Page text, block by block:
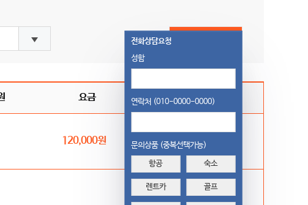
전화상담요청
성함
연락처 (010-0000-0000)
문의상품 (중복선택가능)
항공 숙소
렌트카 골프
요금
120,000원